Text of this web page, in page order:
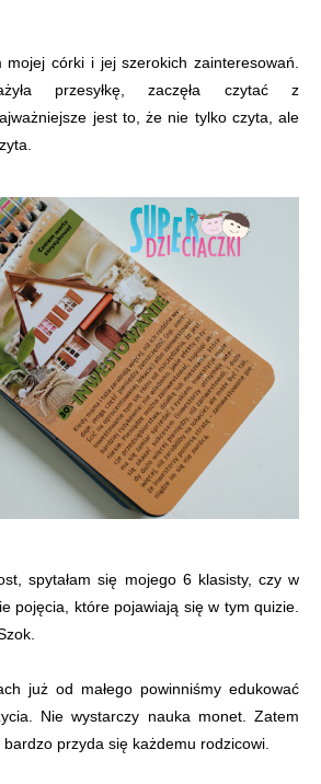
mojej córki i jej szerokich zainteresowań.
przesyłkę, zaczęła czytać z
jest to, że nie tylko czyta, ale
spytałam się mojego 6 klasisty, czy w
pojęcia, które pojawiają się w tym quizie.
już od małego powinniśmy edukować
Nie wystarczy nauka monet. Zatem
przyda się każdemu rodzicowi.